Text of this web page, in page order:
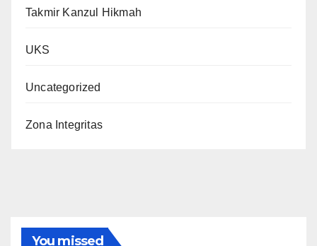
Takmir Kanzul Hikmah
UKS
Uncategorized
Zona Integritas
You missed